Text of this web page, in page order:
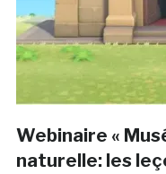
Webinaire «
naturelle: les